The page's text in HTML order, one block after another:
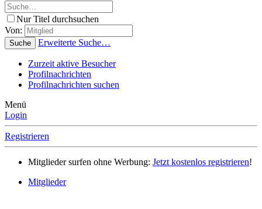
Nur Titel durchsuchen
Von:
Suche Erweiterte Suche…
Zurzeit aktive Besucher
Profilnachrichten
Profilnachrichten suchen
Menü
Login
Registrieren
Mitglieder surfen ohne Werbung: Jetzt kostenlos registrieren!
Mitglieder